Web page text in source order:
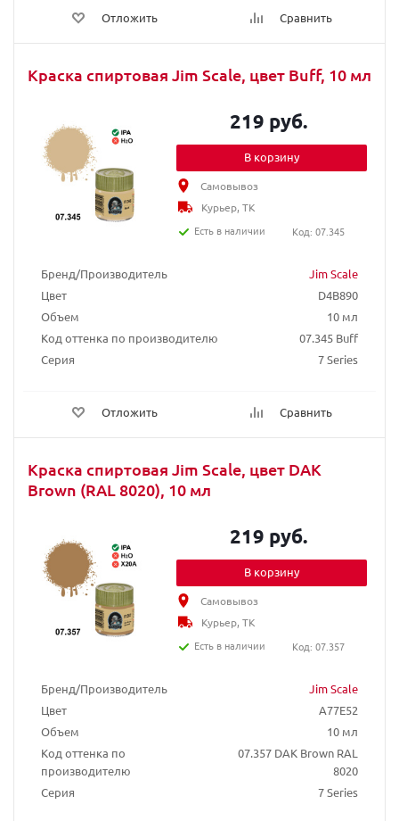
Отложить Сравнить
Краска спиртовая Jim Scale, цвет Buff, 10 мл
Бренд/Производитель
Jim Scale
Цвет
D4B890
Объем
10 мл
Код оттенка по производителю
07.345 Buff
Серия
7 Series
Отложить Сравнить
219 руб.
В корзину
Самовывоз
Курьер, ТК
Есть в наличии
Код: 07.345
Краска спиртовая Jim Scale, цвет DAK
Brown (RAL 8020), 10 мл
Бренд/Производитель
Jim Scale
Цвет
A77E52
Объем
10 мл
Код оттенка по
производителю
07.357 DAK Brown RAL
8020
Серия
7 Series
219 руб.
В корзину
Самовывоз
Курьер, ТК
Есть в наличии
Код: 07.357